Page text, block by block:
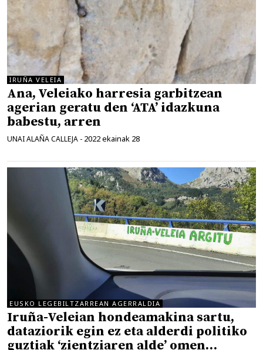
IRUÑA VELEIA
Ana, Veleiako harresia garbitzean
agerian geratu den ‘ATA’ idazkuna
babestu, arren
UNAI ALAÑA CALLEJA - 2022 ekainak 28
EUSKO LEGEBILTZARREAN AGERRALDIA
Iruña-Veleian hondeamakina sartu,
dataziorik egin ez eta alderdi politiko
guztiak ‘zientziaren alde’ omen…